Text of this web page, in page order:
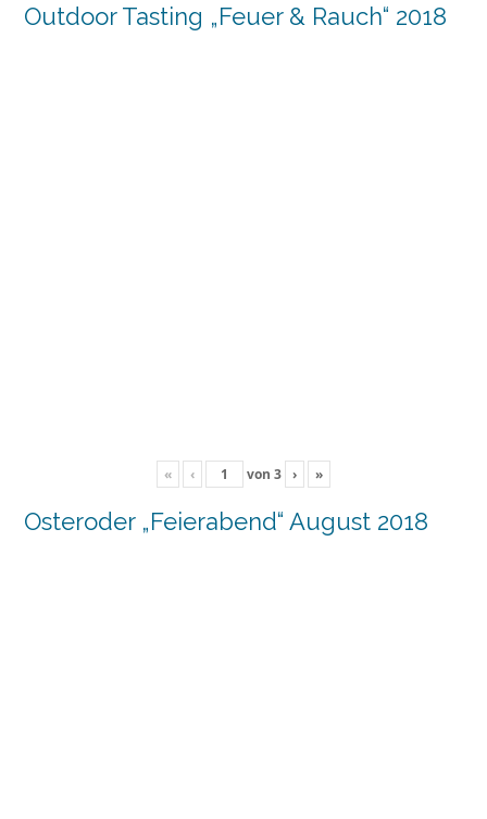
Outdoor Tasting „Feuer & Rauch“ 2018
« ‹ von 3 › »
Osteroder „Feierabend“ August 2018